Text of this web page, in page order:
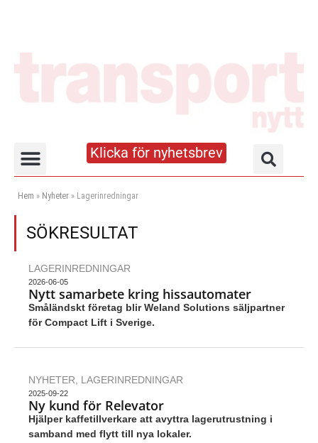
Klicka för nyhetsbrev
Hem » Nyheter » Lagerinredningar
SÖKRESULTAT
LAGERINREDNINGAR
2026-06-05
Nytt samarbete kring hissautomater
Småländskt företag blir Weland Solutions säljpartner
för Compact Lift i Sverige.
NYHETER, LAGERINREDNINGAR
2025-09-22
Ny kund för Relevator
Hjälper kaffetillverkare att avyttra lagerutrustning i
samband med flytt till nya lokaler.